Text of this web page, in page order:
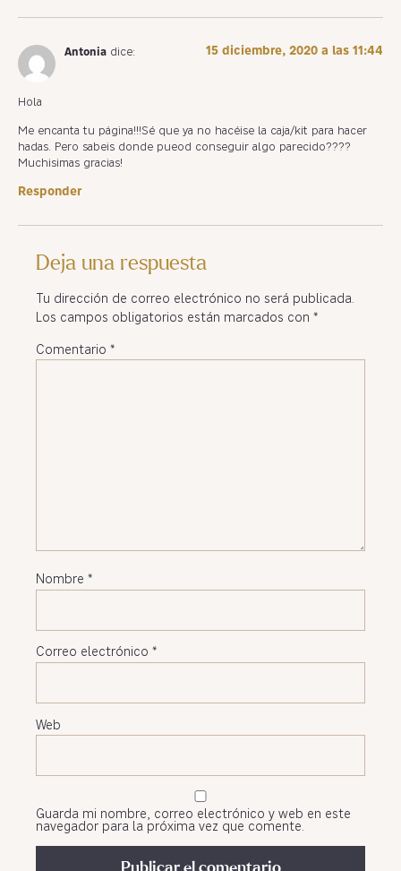
Antonia dice: 15 diciembre, 2020 a las 11:44
Hola
Me encanta tu página!!!Sé que ya no hacéise la caja/kit para hacer
hadas. Pero sabeis donde pueod conseguir algo parecido????
Muchisimas gracias!
Responder
Deja una respuesta
Tu dirección de correo electrónico no será publicada.
Los campos obligatorios están marcados con *
Comentario *
Nombre *
Correo electrónico *
Web
Guarda mi nombre, correo electrónico y web en este
navegador para la próxima vez que comente.